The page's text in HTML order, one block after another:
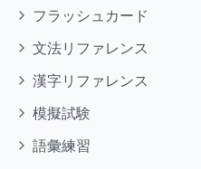
フラッシュカード
文法リファレンス
漢字リファレンス
模擬試験
語彙練習